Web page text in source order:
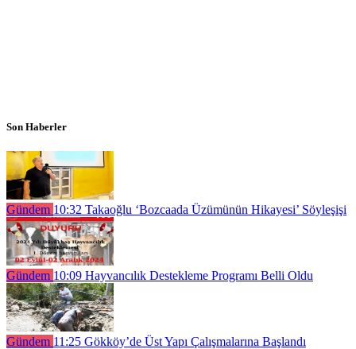
Son Haberler
Gündem 10:32 Takaoğlu ‘Bozcaada Üzümünün Hikayesi’ Söyleşişi
Gündem 10:09 Hayvancılık Destekleme Programı Belli Oldu
Gündem 11:25 Gökköy’de Üst Yapı Çalışmalarına Başlandı